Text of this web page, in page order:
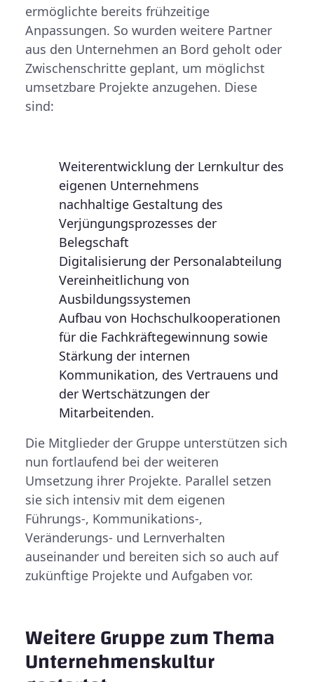
ermöglichte bereits frühzeitige
Anpassungen. So wurden weitere Partner
aus den Unternehmen an Bord geholt oder
Zwischenschritte geplant, um möglichst
umsetzbare Projekte anzugehen. Diese
sind:
Weiterentwicklung der Lernkultur des
eigenen Unternehmens
nachhaltige Gestaltung des
Verjüngungsprozesses der
Belegschaft
Digitalisierung der Personalabteilung
Vereinheitlichung von
Ausbildungssystemen
Aufbau von Hochschulkooperationen
für die Fachkräftegewinnung sowie
Stärkung der internen
Kommunikation, des Vertrauens und
der Wertschätzungen der
Mitarbeitenden.
Die Mitglieder der Gruppe unterstützen sich
nun fortlaufend bei der weiteren
Umsetzung ihrer Projekte. Parallel setzen
sie sich intensiv mit dem eigenen
Führungs-, Kommunikations-,
Veränderungs- und Lernverhalten
auseinander und bereiten sich so auch auf
zukünftige Projekte und Aufgaben vor.
Weitere Gruppe zum Thema
Unternehmenskultur